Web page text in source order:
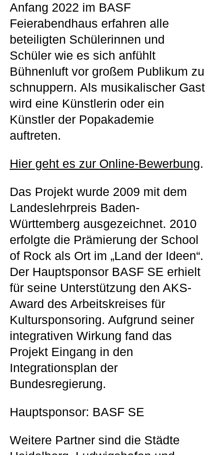
Anfang 2022 im BASF
Feierabendhaus erfahren alle
beteiligten Schülerinnen und
Schüler wie es sich anfühlt
Bühnenluft vor großem Publikum zu
schnuppern. Als musikalischer Gast
wird eine Künstlerin oder ein
Künstler der Popakademie
auftreten.
Hier geht es zur Online-Bewerbung.
Das Projekt wurde 2009 mit dem
Landeslehrpreis Baden-
Württemberg ausgezeichnet. 2010
erfolgte die Prämierung der School
of Rock als Ort im „Land der Ideen“.
Der Hauptsponsor BASF SE erhielt
für seine Unterstützung den AKS-
Award des Arbeitskreises für
Kultursponsoring. Aufgrund seiner
integrativen Wirkung fand das
Projekt Eingang in den
Integrationsplan der
Bundesregierung.
Hauptsponsor: BASF SE
Weitere Partner sind die Städte